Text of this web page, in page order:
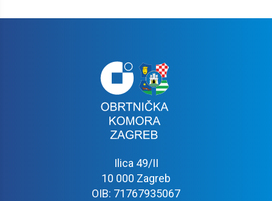
Ilica 49/II
10 000 Zagreb
OIB: 71767935067